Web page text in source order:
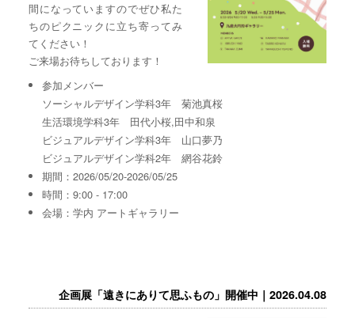
間になっていますのでぜひ私た
ちのピクニックに立ち寄ってみ
てください！
ご来場お待ちしております！
参加メンバー
ソーシャルデザイン学科3年 菊池真桜
生活環境学科3年 田代小桜,田中和泉
ビジュアルデザイン学科3年 山口夢乃
ビジュアルデザイン学科2年 網谷花鈴
期間：2026/05/20-2026/05/25
時間：9:00 - 17:00
会場：学内 アートギャラリー
企画展「遠きにありて思ふもの」開催中｜2026.04.08